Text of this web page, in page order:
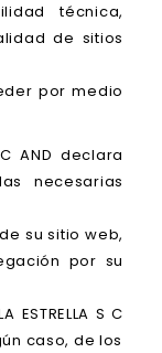
técnica,
de sitios
por medio
C AND declara
necesarias
su sitio web,
por su
ESTRELLA S C
caso, de los